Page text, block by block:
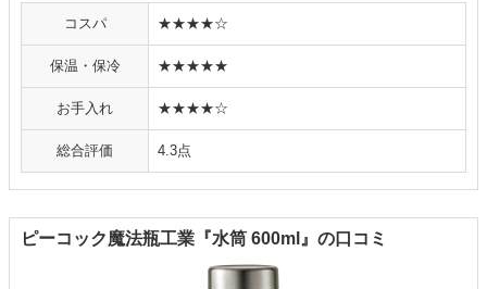
コスパ ★★★★☆
保温・保冷 ★★★★★
お手入れ ★★★★☆
総合評価 4.3点
ピーコック魔法瓶工業『水筒 600ml』の口コミ